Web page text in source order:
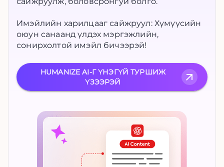
Имэйлийн харилцааг сайжруул: Хүмүүсийн
оюун санаанд үлдэх мэргэжлийн,
сонирхолтой имэйл бичээрэй!
HUMANIZE AI-Г ҮНЭГҮЙ ТУРШИЖ
ҮЗЭЭРЭЙ